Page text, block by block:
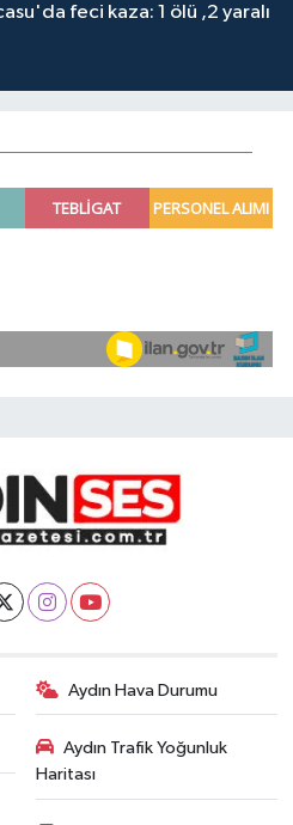
feci kaza: 1 ölü ,2 yaralı
Aydın Hava Durumu
Aydın Trafik Yoğunluk
Haritası